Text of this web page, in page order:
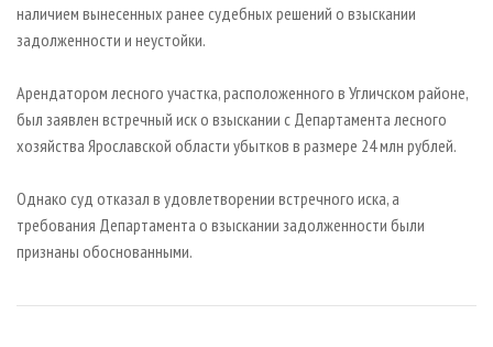
наличием вынесенных ранее судебных решений о взыскании
задолженности и неустойки.
Арендатором лесного участка, расположенного в Угличском районе,
был заявлен встречный иск о взыскании с Департамента лесного
хозяйства Ярославской области убытков в размере 24 млн рублей.
Однако суд отказал в удовлетворении встречного иска, а
требования Департамента о взыскании задолженности были
признаны обоснованными.